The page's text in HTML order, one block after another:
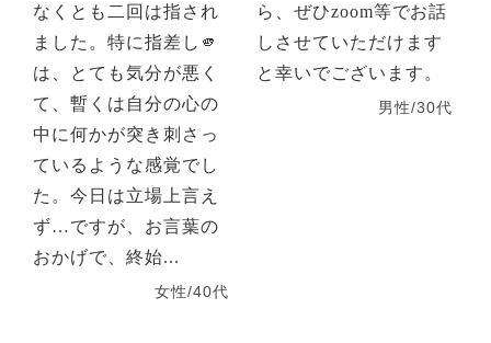
なくとも二回は指され
ました。特に指差し🫵
は、とても気分が悪く
て、暫くは自分の心の
中に何かが突き刺さっ
ているような感覚でし
た。今日は立場上言え
ず…ですが、お言葉の
おかげで、終始...
女性/40代
ら、ぜひzoom等でお話
しさせていただけます
と幸いでございます。
男性/30代